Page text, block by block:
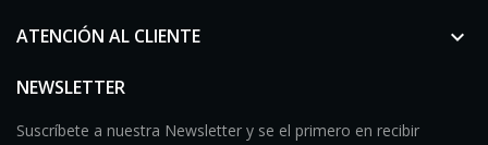
ATENCIÓN AL CLIENTE 
NEWSLETTER
Suscríbete a nuestra Newsletter y se el primero en recibir